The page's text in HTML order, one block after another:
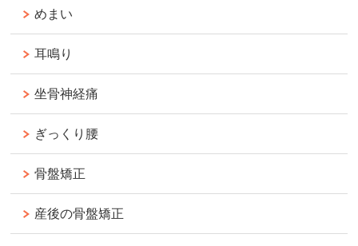
めまい
耳鳴り
坐骨神経痛
ぎっくり腰
骨盤矯正
産後の骨盤矯正